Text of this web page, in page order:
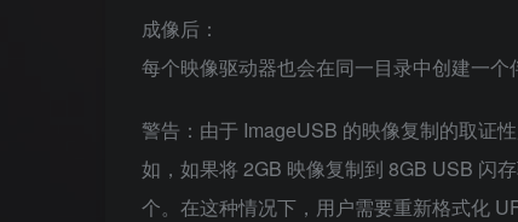
成像后：
每个映像驱动器也会在同一目录中创建一个
警告：由于 ImageUSB 的映像复制的取证
如，如果将 2GB 映像复制到 8GB USB 闪
个。在这种情况下，用户需要重新格式化